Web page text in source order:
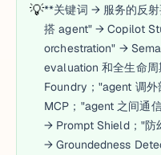
💡**关键词 → 服务的反
搭 agent" → Copilot
orchestration" →
evaluation 和全生命
Foundry；"agent 调
MCP；"agent 之间通
→ Prompt Shield；"防
→ Groundedness